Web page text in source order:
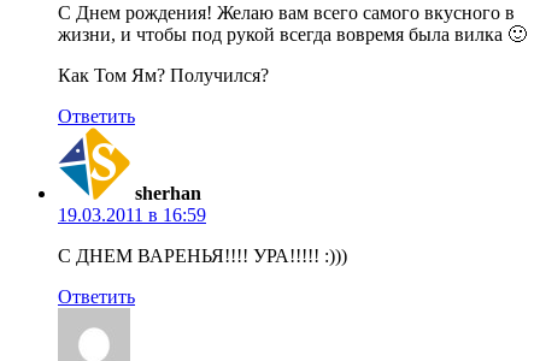
С Днем рождения! Желаю вам всего самого вкусного в
жизни, и чтобы под рукой всегда вовремя была вилка 🙂
Как Том Ям? Получился?
Ответить
sherhan
19.03.2011 в 16:59
С ДНЕМ ВАРЕНЬЯ!!!! УРА!!!!! :)))
Ответить